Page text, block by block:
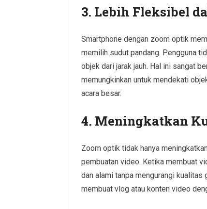
3. Lebih Fleksibel
Smartphone dengan zoom optik
memilih sudut pandang. Pengguna
objek dari jarak jauh. Hal ini sangat
memungkinkan untuk mendekati
acara besar.
4. Meningkatkan
Zoom optik tidak hanya
pembuatan video. Ketika membuat
dan alami tanpa mengurangi
membuat vlog atau konten video